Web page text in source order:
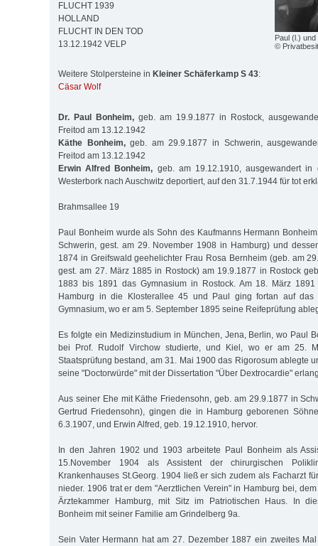
Paul (l.)
©
FLUCHT 1939
HOLLAND
FLUCHT IN DEN TOD
13.12.1942 VELP
Weitere Stolpersteine in Kleiner Schäferkamp S 43:
Cäsar Wolf
Dr. Paul Bonheim, geb. am 19.9.1877 in Rostock,
Freitod am 13.12.1942
Käthe Bonheim,geb. am 29.9.1877 in Schwerin,
Freitod am 13.12.1942
Erwin Alfred Bonheim, geb. am 19.12.1910, ausgewandert in
Westerbork nach Auschwitz deportiert, auf den 31.7.1944 für tot
Brahmsallee 19
Paul Bonheim wurde als Sohn des Kaufmanns Hermann
Schwerin, gest. am 29. November 1908 in Hamburg) und
1874 in Greifswald geehelichter Frau Rosa Bernheim (geb. am
gest. am 27. März 1885 in Rostock) am 19.9.1877 in Rostock
1883 bis 1891 das Gymnasium in Rostock. Am 18. März
Hamburg in die Klosterallee 45 und Paul ging fortan auf das
Gymnasium, wo er am 5. September 1895 seine Reifeprüfung
Es folgte ein Medizinstudium in München, Jena, Berlin, wo Paul
bei Prof. Rudolf Virchow studierte, und Kiel, wo er am 25.
Staatsprüfung bestand, am 31. Mai 1900 das Rigorosum ablegte
seine "Doctorwürde" mit der Dissertation "Über Dextrocardie"
Aus seiner Ehe mit Käthe Friedensohn, geb. am 29.9.1877 in
Gertrud Friedensohn), gingen die in Hamburg geborenen
6.3.1907, und Erwin Alfred, geb. 19.12.1910, hervor.
In den Jahren 1902 und 1903 arbeitete Paul Bonheim als
15.November 1904 als Assistent der chirurgischen
Krankenhauses St.Georg. 1904 ließ er sich zudem als Facharzt
nieder. 1906 trat er dem "Aerztlichen Verein" in Hamburg bei,
Ärztekammer Hamburg, mit Sitz im Patriotischen Haus. In
Bonheim mit seiner Familie am Grindelberg 9a.
Sein Vater Hermann hat am 27. Dezember 1887 ein zweites